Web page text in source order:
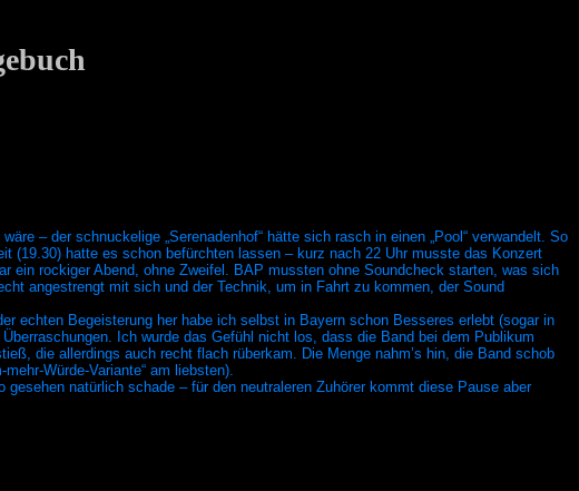
– der schnuckelige „Serenadenhof“ hätte sich rasch in einen „Pool“ verwandelt. So
(19.30) hatte es schon befürchten lassen – kurz nach 22 Uhr musste das Konzert
ein rockiger Abend, ohne Zweifel. BAP mussten ohne Soundcheck starten, was sich
angestrengt mit sich und der Technik, um in Fahrt zu kommen, der Sound
echten Begeisterung her habe ich selbst in Bayern schon Besseres erlebt (sogar in
Ich wurde das Gefühl nicht los, dass die Band bei dem Publikum
die allerdings auch recht flach rüberkam. Die Menge nahm’s hin, die Band schob
Würde-Variante“ am liebsten).
natürlich schade – für den neutraleren Zuhörer kommt diese Pause aber